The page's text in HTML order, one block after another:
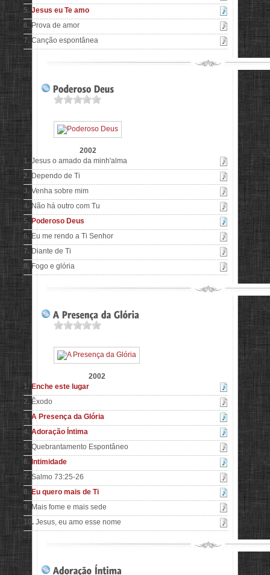
5. Jesus eu Te amo
6. Prova de amor
7. Canção espontânea
2002
1. Jesus o amado da minh'alma
2. Dependo de Ti
3. Venha sobre mim
4. Não há outro com Tu
5. Poderoso Deus
6. Eu me rendo a Ti Senhor
7. Diante de Ti
8. Fogo e glória
2002
1. Enche este lugar
2. Êxodo
3. A Presença da Glória
4. Adoração Íntima
5. Quebrantamento Espontâneo
6. Intimidade
7.Salmo 73:25-26
8. Eu quero mais de Ti
9. Mais fome e mais sede
10. Jesus, eu amo esse nome